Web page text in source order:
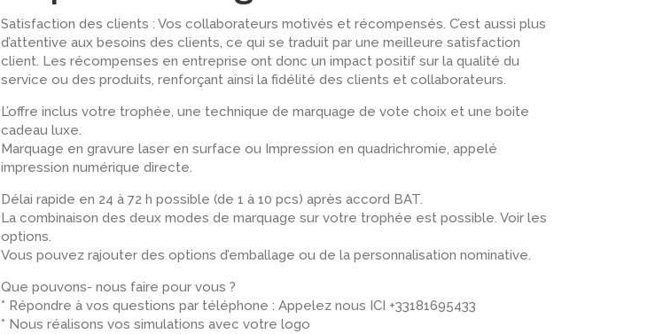
Satisfaction des clients : Vos collaborateurs motivés et récompensés. C’est aussi plus
d’attentive aux besoins des clients, ce qui se traduit par une meilleure satisfaction
client. Les récompenses en entreprise ont donc un impact positif sur la qualité du
service ou des produits, renforçant ainsi la fidélité des clients et collaborateurs.
L’offre inclus votre trophée, une technique de marquage de vote choix et une boite
cadeau luxe.
Marquage en gravure laser en surface ou Impression en quadrichromie, appelé
impression numérique directe.
Délai rapide en 24 à 72 h possible (de 1 à 10 pcs) après accord BAT.
La combinaison des deux modes de marquage sur votre trophée est possible. Voir les
options.
Vous pouvez rajouter des options d’emballage ou de la personnalisation nominative.
Que pouvons- nous faire pour vous ?
* Répondre à vos questions par téléphone : Appelez nous ICI +33181695433
* Nous réalisons vos simulations avec votre logo